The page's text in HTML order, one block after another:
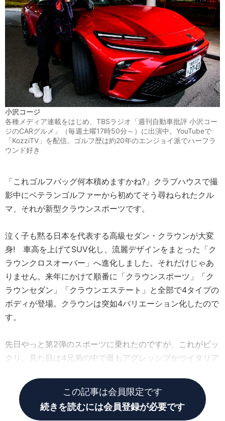
小沢コージ
各種メディア連載をはじめ、TBSラジオ「週刊自動車批評 小沢コー
ジのCARグルメ」（毎週土曜17時50分～）に出演中。YouTubeで
「KozziTV」を配信。ゴルフ歴は約20年のエンジョイ派でハーフラ
ウンド好き
「これゴルフバッグ何本積めますかね?」クラブハウスで撮
影中にベテランゴルファーから初めてそう尋ねられたクル
マ、それが新型クラウンスポーツです。
泣く子も黙る日本を代表する高級セダン・クラウンが大変
身! 車高を上げてSUV化し、流麗デザインをまとった「ク
ラウンクロスオーバー」へ進化しました。それだけじゃあ
りません。来年にかけて順番に「クラウンスポーツ」「ク
ラウンセダン」「クラウンエステート」と全部で4タイプの
ボディが登場。クラウンは突如4バリエーション化したので
す。
先日やっと第2弾のスポーツに乗れたのですが、これがビッ
クリ。見た目は4兄弟の中で最もアグレッシブかつイタリア
この記事は会員限定です
続きを読むには会員登録が必要です